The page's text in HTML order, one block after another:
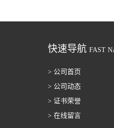
快速导航 FAST
> 公司首页
> 公司动态
> 证书荣誉
> 在线留言